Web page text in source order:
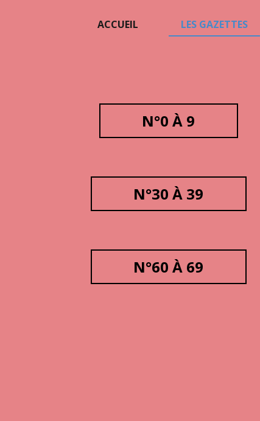
ACCUEIL LES GAZETTES
N°0 À 9
N°30 À 39
N°60 À 69